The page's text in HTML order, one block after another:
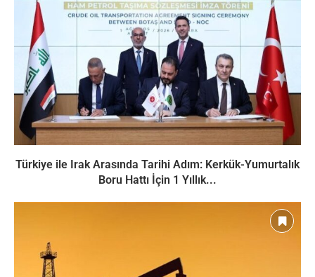
Türkiye ile Irak Arasında Tarihi Adım: Kerkük-Yumurtalık
Boru Hattı İçin 1 Yıllık...